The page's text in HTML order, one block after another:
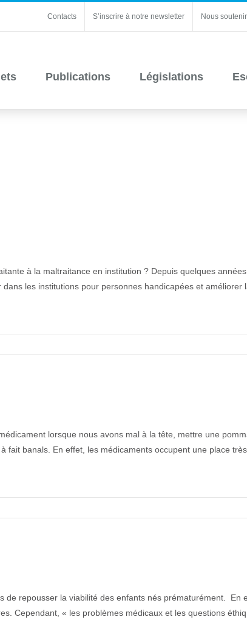
Contacts S’inscrire à notre newsletter Nous soutenir
Publications Législations
à la maltraitance en institution ? Depuis quelques années
les institutions pour personnes handicapées et améliorer
lorsque nous avons mal à la tête, mettre une
banals. En effet, les médicaments occupent une place
repousser la viabilité des enfants nés prématurément. En
Cependant, « les problèmes médicaux et les questions